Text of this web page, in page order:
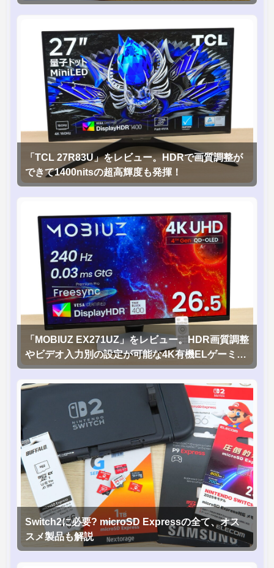
「TCL 27R83U」をレビュー。HDRで画質調整が
できて1400nitsの超高輝度も発揮！
「MOBIUZ EX271UZ」をレビュー。HDR画質調整
やビデオ入力別の設定が可能な4K有機ELゲーミン
グモニタを徹底検証
Switch2に必要? microSD Expressの全て、オス
スメ製品も解説